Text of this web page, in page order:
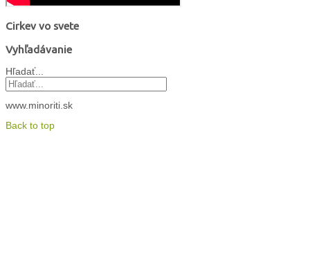
Cirkev vo svete
Vyhľadávanie
Hľadať...
www.minoriti.sk
Back to top